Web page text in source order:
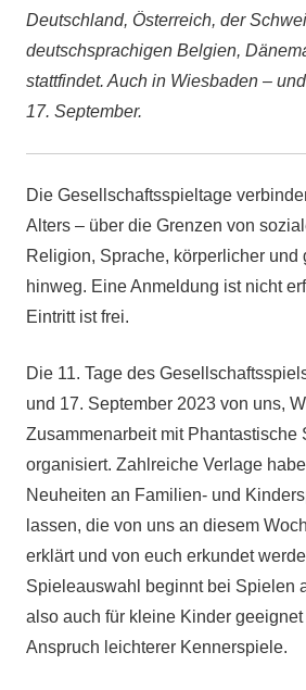
Deutschland, Österreich, der
deutschsprachigen Belgien,
stattfindet. Auch in Wiesbaden –
17. September.
Die Gesellschaftsspieltage
Alters – über die Grenzen von
Religion, Sprache, körperlicher und
hinweg. Eine Anmeldung ist nicht
Eintritt ist frei.
Die 11. Tage des
und 17. September 2023 von uns,
Zusammenarbeit mit Phantastische
organisiert. Zahlreiche Verlage
Neuheiten an Familien- und
lassen, die von uns an diesem
erklärt und von euch erkundet
Spieleauswahl beginnt bei Spielen
also auch für kleine Kinder
Anspruch leichterer Kennerspiele.